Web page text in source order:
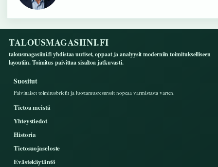
TALOUSMAGASIINI.FI
talousmagasiini.fi yhdistaa uutiset, oppaat ja analyysit moderniin toimitukselliseen
layoutiin. Toimitus paivittaa sisaltoa jatkuvasti.
Suositut
Paivittaiset toimitusbriefit ja luottamusresurssit nopeaa varmistusta varten.
Tietoa meistä
Yhteystiedot
Historia
Tietosuojaseloste
Evästekäytäntö